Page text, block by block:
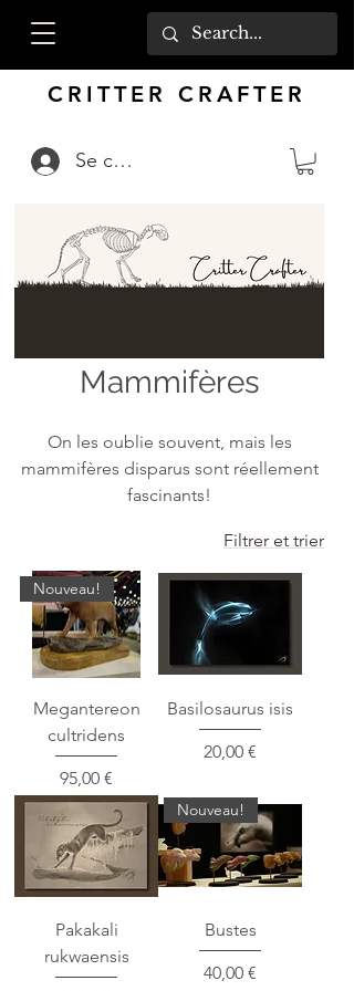
CRITTER CRAFTER
Se connecter
Mammifères
On les oublie souvent, mais les
mammifères disparus sont réellement
fascinants!
Filtrer et trier
Nouveau!
Megantereon
cultridens
Prix
95,00 €
Basilosaurus isis
Prix
20,00 €
Pakakali
rukwaensis
Nouveau!
Bustes
Prix
40,00 €